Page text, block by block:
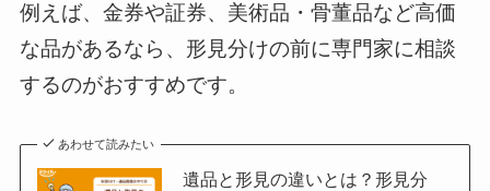
例えば、金券や証券、美術品・骨董品など高価
な品があるなら、形見分けの前に専門家に相談
するのがおすすめです。
あわせて読みたい
遺品と形見の違いとは？形見分